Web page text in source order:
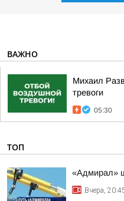
ВАЖНО
Михаил
тревоги
05:30
ТОП
«Адмирал»
Вчера,